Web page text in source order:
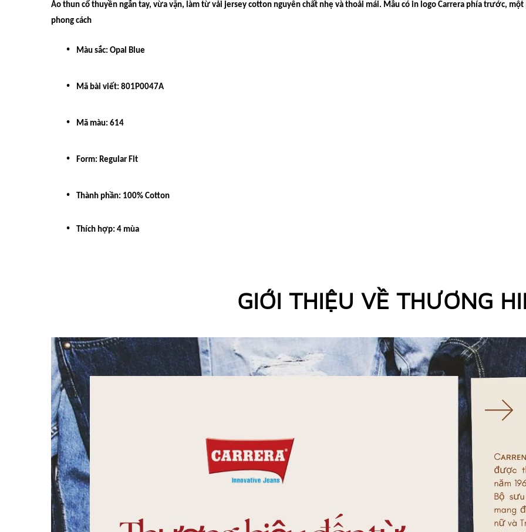
Áo thun cổ thuyền ngắn tay, vừa vặn, làm từ vải jersey cotton nguyên chất nhẹ và thoải mái. Mẫu có in logo Carrera phía trước,
phong cách
Màu sắc: Opal Blue
Mã bài viết: 801P0047A
Mã màu: 614
Form: Regular Fit
Thành phần: 100% Cotton
Thích hợp: 4 mùa
GIỚI THIỆU VỀ THƯƠNG